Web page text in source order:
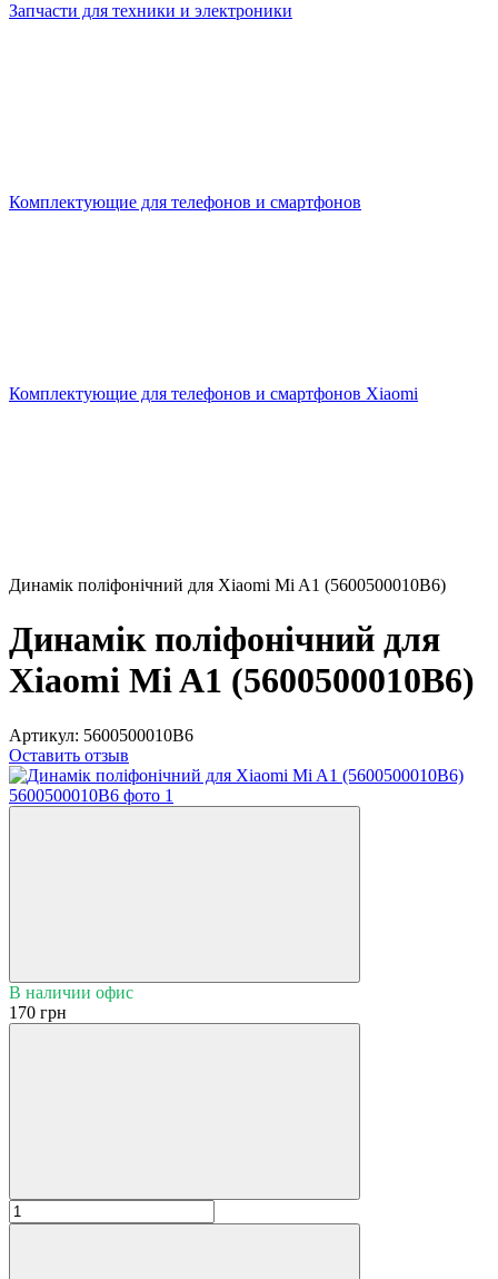
Запчасти для техники и электроники
Комплектующие для телефонов и смартфонов
Комплектующие для телефонов и смартфонов Xiaomi
Динамік поліфонічний для Xiaomi Mi A1 (5600500010B6)
Динамік поліфонічний для
Xiaomi Mi A1 (5600500010B6)
Артикул: 5600500010B6
Оставить отзыв
В наличии офис
170 грн